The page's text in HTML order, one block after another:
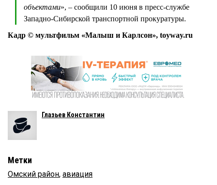
объектами», – сообщили 10 июня в пресс-службе
Западно-Сибирской транспортной прокуратуры.
Кадр © мультфильм «Малыш и Карлсон», toyway.ru
Глазьев Константин
Метки
Омский район, авиация